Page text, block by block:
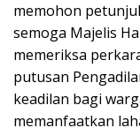
memohon
semoga Majelis
memeriksa
putusan
keadilan bagi
memanfaatkan